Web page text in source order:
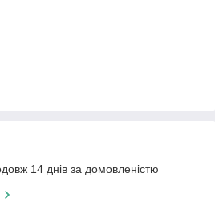
14 днів за домовленістю